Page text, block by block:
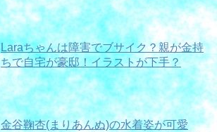
Laraちゃんは障害でブサイク？親が金持
ちで自宅が豪邸！イラストが下手？
金谷鞠杏(まりあんぬ)の水着姿が可愛